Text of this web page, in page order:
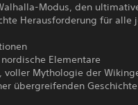
Modus, den
Herausforderung für alle
Elementare
voller Mythologie der
übergreifenden Geschichte